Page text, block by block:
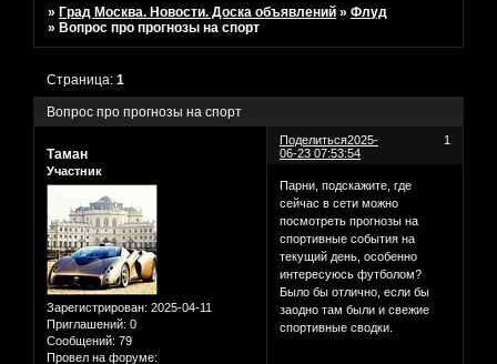
» Град Москва. Новости. Доска объявлений »Флуд
» Вопрос про прогнозы на спорт
Вопрос про прогнозы на спорт
Страница:1
Поделиться 1
2025-
06-23 07:53:54
Таман
Участник
Зарегистрирован: 2025-04-11
Приглашений: 0
Сообщений: 79
Провел на форуме:
Парни, подскажите, где
сейчас в сети можно
посмотреть прогнозы на
спортивные события на
текущий день, особенно
интересуюсь футболом?
Было бы отлично, если бы
заодно там были и свежие
спортивные сводки.